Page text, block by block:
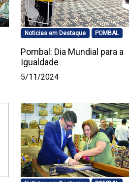
Noticias em Destaque POMBAL
Pombal: Dia Mundial para a
Igualdade
5/11/2024